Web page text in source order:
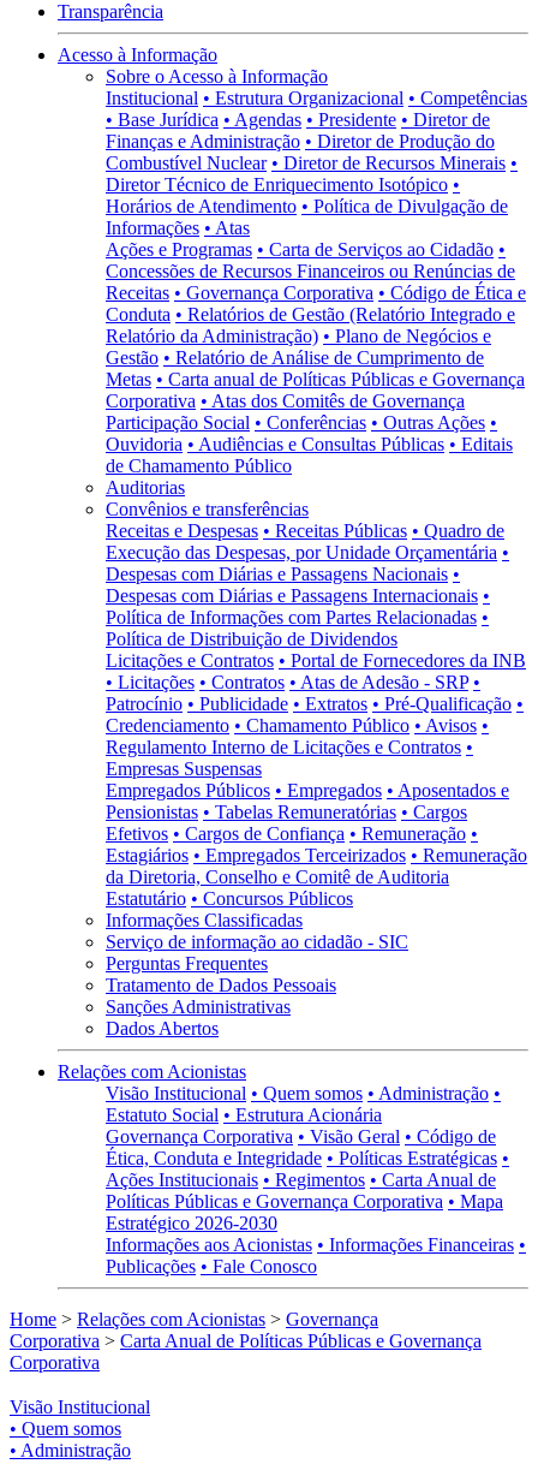
Transparência
Acesso à Informação
Sobre o Acesso à Informação
Institucional • Estrutura Organizacional • Competências
• Base Jurídica • Agendas • Presidente • Diretor de
Finanças e Administração • Diretor de Produção do
Combustível Nuclear • Diretor de Recursos Minerais •
Diretor Técnico de Enriquecimento Isotópico •
Horários de Atendimento • Política de Divulgação de
Informações • Atas
Ações e Programas • Carta de Serviços ao Cidadão •
Concessões de Recursos Financeiros ou Renúncias de
Receitas • Governança Corporativa • Código de Ética e
Conduta • Relatórios de Gestão (Relatório Integrado e
Relatório da Administração) • Plano de Negócios e
Gestão • Relatório de Análise de Cumprimento de
Metas • Carta anual de Políticas Públicas e Governança
Corporativa • Atas dos Comitês de Governança
Participação Social • Conferências • Outras Ações •
Ouvidoria • Audiências e Consultas Públicas • Editais
de Chamamento Público
Auditorias
Convênios e transferências
Receitas e Despesas • Receitas Públicas • Quadro de
Execução das Despesas, por Unidade Orçamentária •
Despesas com Diárias e Passagens Nacionais •
Despesas com Diárias e Passagens Internacionais •
Política de Informações com Partes Relacionadas •
Política de Distribuição de Dividendos
Licitações e Contratos • Portal de Fornecedores da INB
• Licitações • Contratos • Atas de Adesão - SRP •
Patrocínio • Publicidade • Extratos • Pré-Qualificação •
Credenciamento • Chamamento Público • Avisos •
Regulamento Interno de Licitações e Contratos •
Empresas Suspensas
Empregados Públicos • Empregados • Aposentados e
Pensionistas • Tabelas Remuneratórias • Cargos
Efetivos • Cargos de Confiança • Remuneração •
Estagiários • Empregados Terceirizados • Remuneração
da Diretoria, Conselho e Comitê de Auditoria
Estatutário • Concursos Públicos
Informações Classificadas
Serviço de informação ao cidadão - SIC
Perguntas Frequentes
Tratamento de Dados Pessoais
Sanções Administrativas
Dados Abertos
Relações com Acionistas
Visão Institucional • Quem somos • Administração •
Estatuto Social • Estrutura Acionária
Governança Corporativa • Visão Geral • Código de
Ética, Conduta e Integridade • Políticas Estratégicas •
Ações Institucionais • Regimentos • Carta Anual de
Políticas Públicas e Governança Corporativa • Mapa
Estratégico 2026-2030
Informações aos Acionistas • Informações Financeiras •
Publicações • Fale Conosco
Home > Relações com Acionistas > Governança
Corporativa > Carta Anual de Políticas Públicas e Governança
Corporativa
Visão Institucional
• Quem somos
• Administração